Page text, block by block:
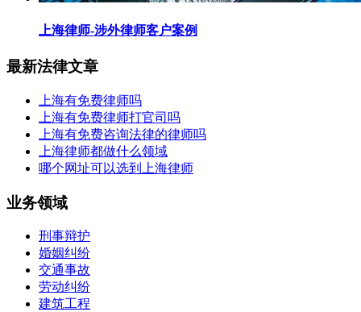
上海律师-涉外律师客户案例
最新法律文章
上海有免费律师吗
上海有免费律师打官司吗
上海有免费咨询法律的律师吗
上海律师都做什么领域
哪个网址可以选到上海律师
业务领域
刑事辩护
婚姻纠纷
交通事故
劳动纠纷
建筑工程